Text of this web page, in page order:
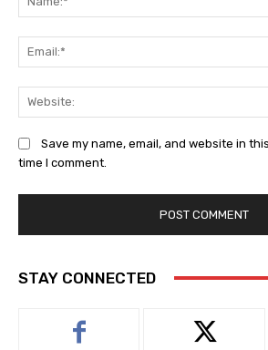
Save my name, email, and website in
time I comment.
STAY CONNECTED